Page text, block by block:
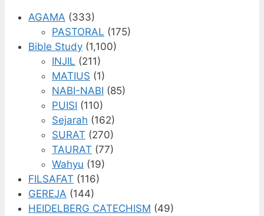
AGAMA (333)
PASTORAL (175)
Bible Study (1,100)
INJIL (211)
MATIUS (1)
NABI-NABI (85)
PUISI (110)
Sejarah (162)
SURAT (270)
TAURAT (77)
Wahyu (19)
FILSAFAT (116)
GEREJA (144)
HEIDELBERG CATECHISM (49)